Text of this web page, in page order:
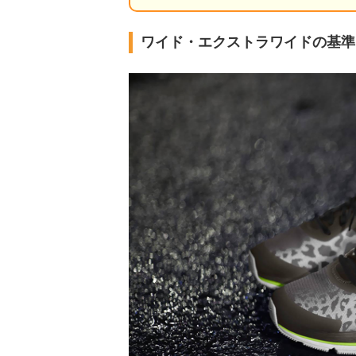
ワイド・エクストラワイドの基